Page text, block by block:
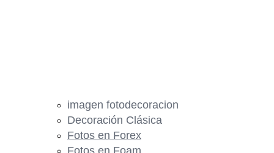
imagen fotodecoracion
Decoración Clásica
Fotos en Forex
Fotos en Foam